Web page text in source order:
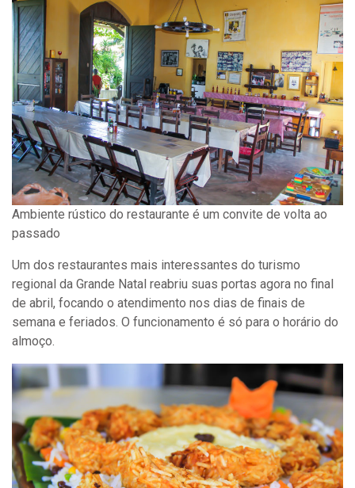
Ambiente rústico do restaurante é um convite de volta ao
passado
Um dos restaurantes mais interessantes do turismo
regional da Grande Natal reabriu suas portas agora no final
de abril, focando o atendimento nos dias de finais de
semana e feriados. O funcionamento é só para o horário do
almoço.